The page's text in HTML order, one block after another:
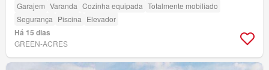
Garajem Varanda Cozinha equipada Totalmente mobiliado
Segurança Piscina Elevador
Há 15 dias
GREEN-ACRES